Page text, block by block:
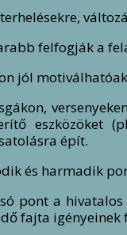
felfogják a
jól
eszközöket
épít.
és harmadik
pont a
fajta